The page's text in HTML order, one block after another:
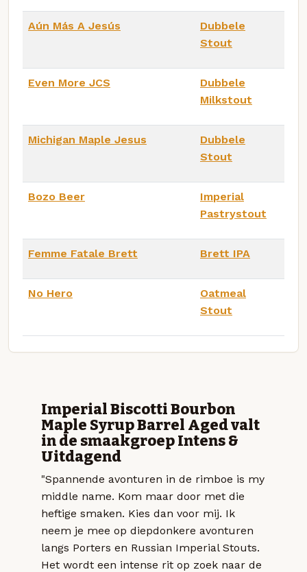
Aún Más A Jesús
Dubbele
Stout
Even More JCS
Dubbele
Milkstout
Michigan Maple Jesus
Dubbele
Stout
Bozo Beer
Imperial
Pastrystout
Femme Fatale Brett Brett IPA
No Hero
Oatmeal
Stout
Imperial Biscotti Bourbon
Maple Syrup Barrel Aged valt
in de smaakgroep Intens &
Uitdagend
"Spannende avonturen in de rimboe is my
middle name. Kom maar door met die
heftige smaken. Kies dan voor mij. Ik
neem je mee op diepdonkere avonturen
langs Porters en Russian Imperial Stouts.
Het wordt een intense rit op zoek naar de